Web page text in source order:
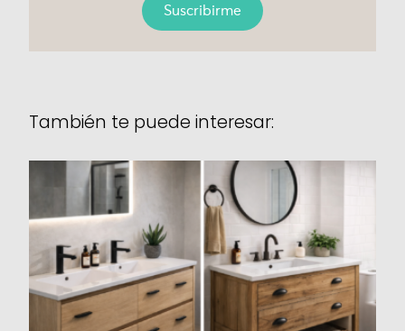
Suscribirme
También te puede interesar: